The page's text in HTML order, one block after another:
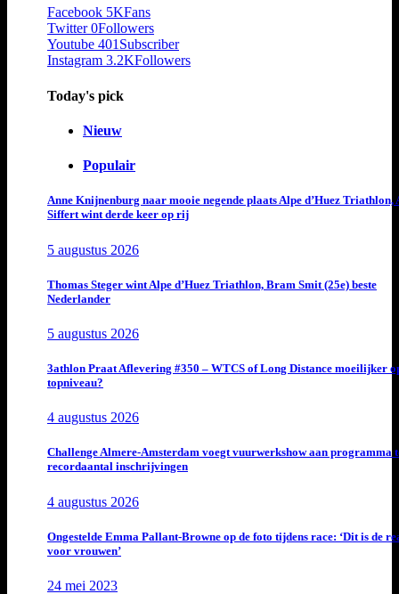
Facebook 5KFans
Twitter 0Followers
Youtube 401Subscriber
Instagram 3.2KFollowers
Today's pick
Nieuw
Populair
Anne Knijnenburg naar mooie negende plaats Alpe d’Huez Triathlon,
Siffert wint derde keer op rij
5 augustus 2026
Thomas Steger wint Alpe d’Huez Triathlon, Bram Smit (25e) beste
Nederlander
5 augustus 2026
3athlon Praat Aflevering #350 – WTCS of Long Distance moeilijker
topniveau?
4 augustus 2026
Challenge Almere-Amsterdam voegt vuurwerkshow aan programma
recordaantal inschrijvingen
4 augustus 2026
Ongestelde Emma Pallant-Browne op de foto tijdens race: ‘Dit is de
voor vrouwen’
24 mei 2023